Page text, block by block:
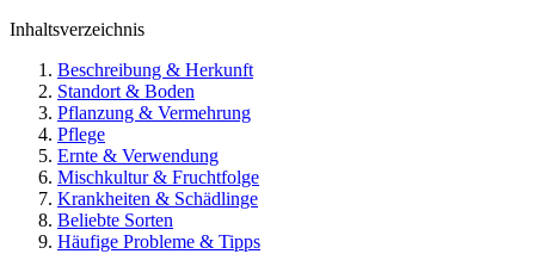
Inhaltsverzeichnis
Beschreibung & Herkunft
Standort & Boden
Pflanzung & Vermehrung
Pflege
Ernte & Verwendung
Mischkultur & Fruchtfolge
Krankheiten & Schädlinge
Beliebte Sorten
Häufige Probleme & Tipps